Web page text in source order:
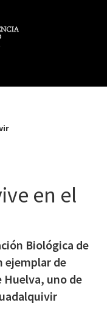
en el
Biológica de
ejemplar de
Huelva, uno de